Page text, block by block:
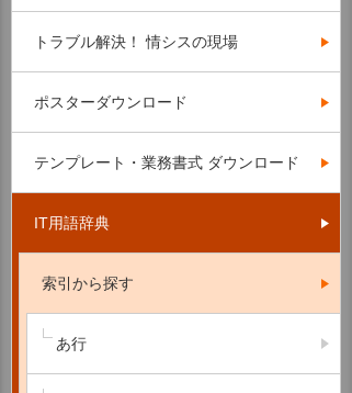
トラブル解決！ 情シスの現場
ポスターダウンロード
テンプレート・業務書式 ダウンロード
IT用語辞典
索引から探す
あ行